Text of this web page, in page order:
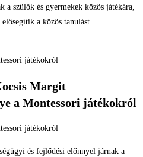
a szülők és gyermekek közös játékára,
a közös tanulást.
Margit
a Montessori játékokról
és fejlődési előnnyel járnak a